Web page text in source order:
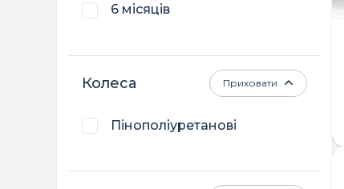
6 місяців
Колеса
Пінополіуретанові
Приховати